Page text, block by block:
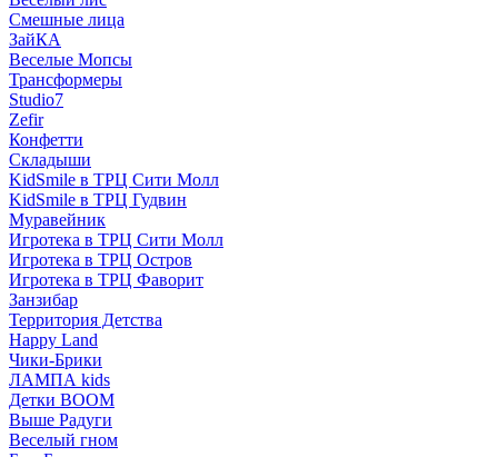
Смешные лица
ЗайКА
Веселые Мопсы
Трансформеры
Studio7
Zefir
Конфетти
Складыши
KidSmile в ТРЦ Сити Молл
KidSmile в ТРЦ Гудвин
Муравейник
Игротека в ТРЦ Сити Молл
Игротека в ТРЦ Остров
Игротека в ТРЦ Фаворит
Занзибар
Территория Детства
Happy Land
Чики-Брики
ЛАМПА kids
Детки BOOM
Выше Радуги
Веселый гном